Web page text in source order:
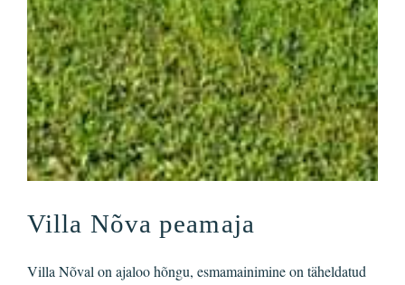
Villa Nõva peamaja
Villa Nõval on ajaloo hõngu, esmamainimine on täheldatud